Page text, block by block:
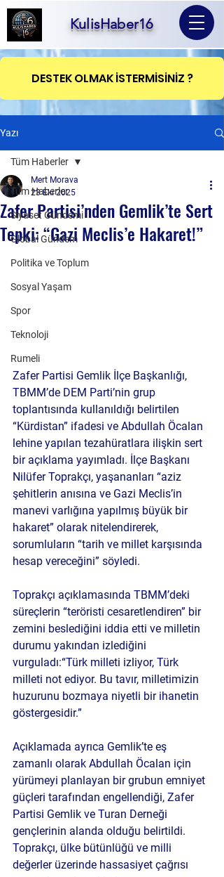
KulisHaber16
DESTEK OLMAK İSTERMİSİNİZ ?
Yazı
Tüm Haberler
Siyaset Gündemi
Global Gündem
Politika ve Toplum
Sosyal Yaşam
Spor
Teknoloji
Rumeli
Tüm Haberler
Zafer Partisi’nden Gemlik’te Sert
Tepki: “Gazi Meclis’e Hakaret!”
Mert Morava
23 Eki 2025
Zafer Partisi Gemlik İlçe Başkanlığı,
TBMM’de DEM Parti’nin grup
toplantısında kullanıldığı belirtilen
“Kürdistan” ifadesi ve Abdullah Öcalan
lehine yapılan tezahüratlara ilişkin sert
bir açıklama yayımladı. İlçe Başkanı
Nilüfer Toprakçı, yaşananları “aziz
şehitlerin anısına ve Gazi Meclis’in
manevi varlığına yapılmış büyük bir
hakaret” olarak nitelendirerek,
sorumluların “tarih ve millet karşısında
hesap vereceğini” söyledi.
Toprakçı açıklamasında TBMM’deki
süreçlerin “teröristi cesaretlendiren” bir
zemini beslediğini iddia etti ve milletin
durumu yakından izlediğini
vurguladı:“Türk milleti izliyor, Türk
milleti not ediyor. Bu tavır, milletimizin
huzurunu bozmaya niyetli bir ihanetin
göstergesidir.”
Açıklamada ayrıca Gemlik’te eş
zamanlı olarak Abdullah Öcalan için
yürümeyi planlayan bir grubun emniyet
güçleri tarafından engellendiği, Zafer
Partisi Gemlik ve Turan Derneği
gençlerinin alanda olduğu belirtildi.
Toprakçı, ülke bütünlüğü ve milli
değerler üzerinde hassasiyet çağrısı